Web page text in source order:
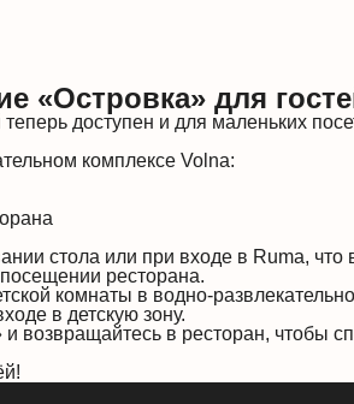
«Островка» для
доступен и для маленьких
комплексе Volna:
стола или при входе в Ruma, что
ресторана.
комнаты в водно-
в детскую зону.
возвращайтесь в ресторан, чтобы